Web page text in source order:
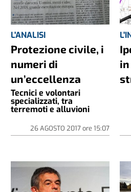
L'ANALISI
Protezione civile, i
numeri di
un’eccellenza
Tecnici e volontari
specializzati, tra
terremoti e alluvioni
26 AGOSTO 2017ore 15:07
in